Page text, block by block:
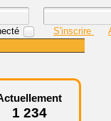
S'inscrire
1 234